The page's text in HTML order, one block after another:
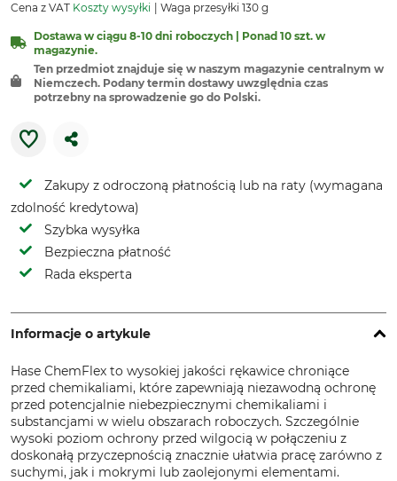
Cena z VAT Koszty wysyłki Waga przesyłki 130 g
Dostawa w ciągu 8-10 dni roboczych | Ponad 10 szt. w
magazynie.
Ten przedmiot znajduje się w naszym magazynie centralnym w
Niemczech. Podany termin dostawy uwzględnia czas
potrzebny na sprowadzenie go do Polski.
Zakupy z odroczoną płatnością lub na raty (wymagana
zdolność kredytowa)
Szybka wysyłka
Bezpieczna płatność
Rada eksperta
Informacje o artykule
Hase ChemFlex to wysokiej jakości rękawice chroniące
przed chemikaliami, które zapewniają niezawodną ochronę
przed potencjalnie niebezpiecznymi chemikaliami i
substancjami w wielu obszarach roboczych. Szczególnie
wysoki poziom ochrony przed wilgocią w połączeniu z
doskonałą przyczepnością znacznie ułatwia pracę zarówno z
suchymi, jak i mokrymi lub zaolejonymi elementami.